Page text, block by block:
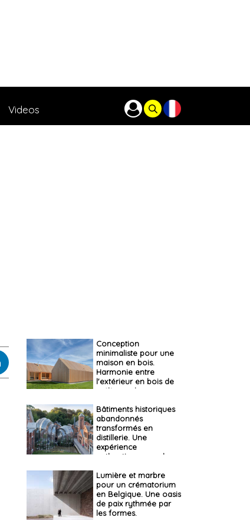
Videos
Conception
minimaliste pour une
maison en bois.
Harmonie entre
l'extérieur en bois de
mélèze et le paysage
Bâtiments historiques
abandonnés
transformés en
distillerie. Une
expérience
authentique pour les
Lumière et marbre
pour un crématorium
en Belgique. Une oasis
de paix rythmée par
les formes.